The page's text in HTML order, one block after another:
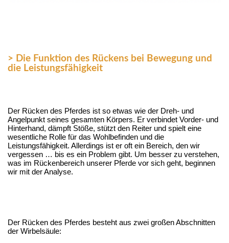
> Die Funktion des Rückens bei Bewegung und
die Leistungsfähigkeit
Der Rücken des Pferdes ist so etwas wie der Dreh- und
Angelpunkt seines gesamten Körpers. Er verbindet Vorder- und
Hinterhand, dämpft Stöße, stützt den Reiter und spielt eine
wesentliche Rolle für das Wohlbefinden und die
Leistungsfähigkeit. Allerdings ist er oft ein Bereich, den wir
vergessen … bis es ein Problem gibt. Um besser zu verstehen,
was im Rückenbereich unserer Pferde vor sich geht, beginnen
wir mit der Analyse.
Der Rücken des Pferdes besteht aus zwei großen Abschnitten
der Wirbelsäule: